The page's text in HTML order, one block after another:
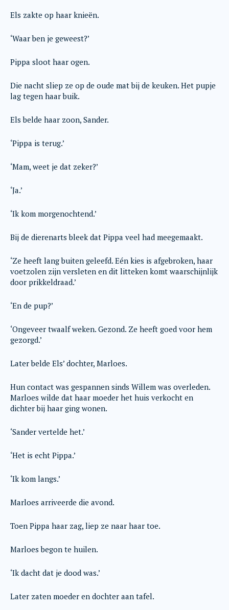
Els zakte op haar knieën.
‘Waar ben je geweest?’
Pippa sloot haar ogen.
Die nacht sliep ze op de oude mat bij de keuken. Het pupje
lag tegen haar buik.
Els belde haar zoon, Sander.
‘Pippa is terug.’
‘Mam, weet je dat zeker?’
‘Ja.’
‘Ik kom morgenochtend.’
Bij de dierenarts bleek dat Pippa veel had meegemaakt.
‘Ze heeft lang buiten geleefd. Eén kies is afgebroken, haar
voetzolen zijn versleten en dit litteken komt waarschijnlijk
door prikkeldraad.’
‘En de pup?’
‘Ongeveer twaalf weken. Gezond. Ze heeft goed voor hem
gezorgd.’
Later belde Els’ dochter, Marloes.
Hun contact was gespannen sinds Willem was overleden.
Marloes wilde dat haar moeder het huis verkocht en
dichter bij haar ging wonen.
‘Sander vertelde het.’
‘Het is echt Pippa.’
‘Ik kom langs.’
Marloes arriveerde die avond.
Toen Pippa haar zag, liep ze naar haar toe.
Marloes begon te huilen.
‘Ik dacht dat je dood was.’
Later zaten moeder en dochter aan tafel.